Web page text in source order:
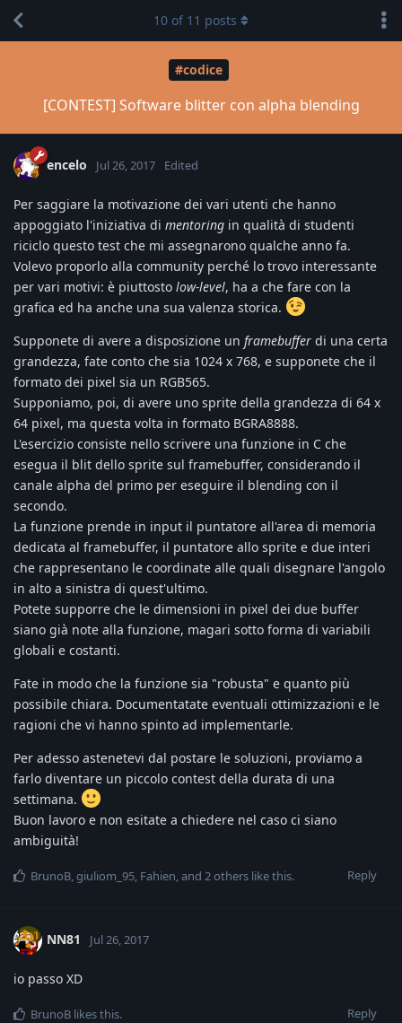
#codice
[CONTEST] Software blitter con alpha blending
10 of 11 posts
encelo Jul 26, 2017 Edited
Per saggiare la motivazione dei vari utenti che hanno
appoggiato l'iniziativa di mentoring in qualità di studenti
riciclo questo test che mi assegnarono qualche anno fa.
Volevo proporlo alla community perché lo trovo interessante
per vari motivi: è piuttosto low-level, ha a che fare con la
grafica ed ha anche una sua valenza storica.
Supponete di avere a disposizione un framebuffer di una certa
grandezza, fate conto che sia 1024 x 768, e supponete che il
formato dei pixel sia un RGB565.
Supponiamo, poi, di avere uno sprite della grandezza di 64 x
64 pixel, ma questa volta in formato BGRA8888.
L'esercizio consiste nello scrivere una funzione in C che
esegua il blit dello sprite sul framebuffer, considerando il
canale alpha del primo per eseguire il blending con il
secondo.
La funzione prende in input il puntatore all'area di memoria
dedicata al framebuffer, il puntatore allo sprite e due interi
che rappresentano le coordinate alle quali disegnare l'angolo
in alto a sinistra di quest'ultimo.
Potete supporre che le dimensioni in pixel dei due buffer
siano già note alla funzione, magari sotto forma di variabili
globali e costanti.
Fate in modo che la funzione sia "robusta" e quanto più
possibile chiara. Documentatate eventuali ottimizzazioni e le
ragioni che vi hanno spinto ad implementarle.
Per adesso astenetevi dal postare le soluzioni, proviamo a
farlo diventare un piccolo contest della durata di una
settimana.
Buon lavoro e non esitate a chiedere nel caso ci siano
ambiguità!
Reply
BrunoB,giuliom_95, Fahien, and 2others like this.
NN81 Jul 26, 2017
io passo XD
Reply
BrunoB likes this.